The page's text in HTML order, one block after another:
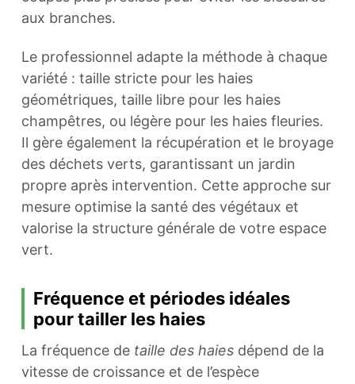
aux branches.
Le professionnel adapte la méthode à chaque
variété : taille stricte pour les haies
géométriques, taille libre pour les haies
champêtres, ou légère pour les haies fleuries.
Il gère également la récupération et le broyage
des déchets verts, garantissant un jardin
propre après intervention. Cette approche sur
mesure optimise la santé des végétaux et
valorise la structure générale de votre espace
vert.
Fréquence et périodes idéales
pour tailler les haies
La fréquence de taille des haiesdépend de la
vitesse de croissance et de l’espèce